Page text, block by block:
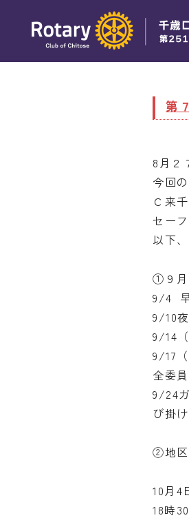
第
8月２
今回
Ｃ来
セー
以下
①９月
9/4
9/10
9/14
9/17
全委
9/24
び掛け
②地区
10月4
18時